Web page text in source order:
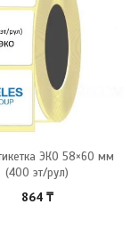
ЭКО 58×60 мм
(400 эт/рул)
864 ₸